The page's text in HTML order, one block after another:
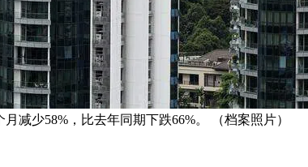
减少58%，比去年同期下跌66%。 （档案照片）